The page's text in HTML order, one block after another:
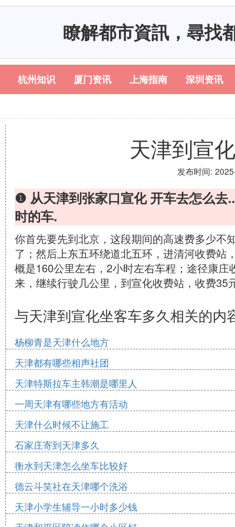
瞭解都市資訊，尋找
杭州知识 厦门资讯 上海指南 深圳资讯
天津到宣
发布时间:
❶ 从天津到张家口宣化 开车去怎么去
时的车.
你首先要先到北京，这段期间的高速费多少不
了；然后上东五环绕道北五环，进清河收费站
概是160公里左右，2小时左右车程；途径康
来，继续行驶几公里，到宣化收费站，收费35
与天津到宣化坐客车多久相关的内
杨柳青是天津什么地方
天津都有哪些相声社团
天津特斯拉车主韩潮是哪里人
一周天津有哪些地方有活动
天津什么时候不让施工
石家庄寄到天津多久
衡水到天津怎么坐车比较好
德云斗笑社在天津哪个洗浴
天津小学生辅导一小时多少钱